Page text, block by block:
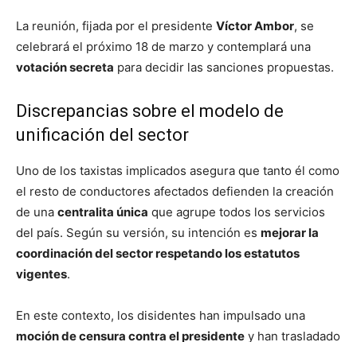
La reunión, fijada por el presidente Víctor Ambor, se
celebrará el próximo 18 de marzo y contemplará una
votación secreta para decidir las sanciones propuestas.
Discrepancias sobre el modelo de
unificación del sector
Uno de los taxistas implicados asegura que tanto él como
el resto de conductores afectados defienden la creación
de una centralita única que agrupe todos los servicios
del país. Según su versión, su intención es mejorar la
coordinación del sector respetando los estatutos
vigentes.
En este contexto, los disidentes han impulsado una
moción de censura contra el presidente y han trasladado